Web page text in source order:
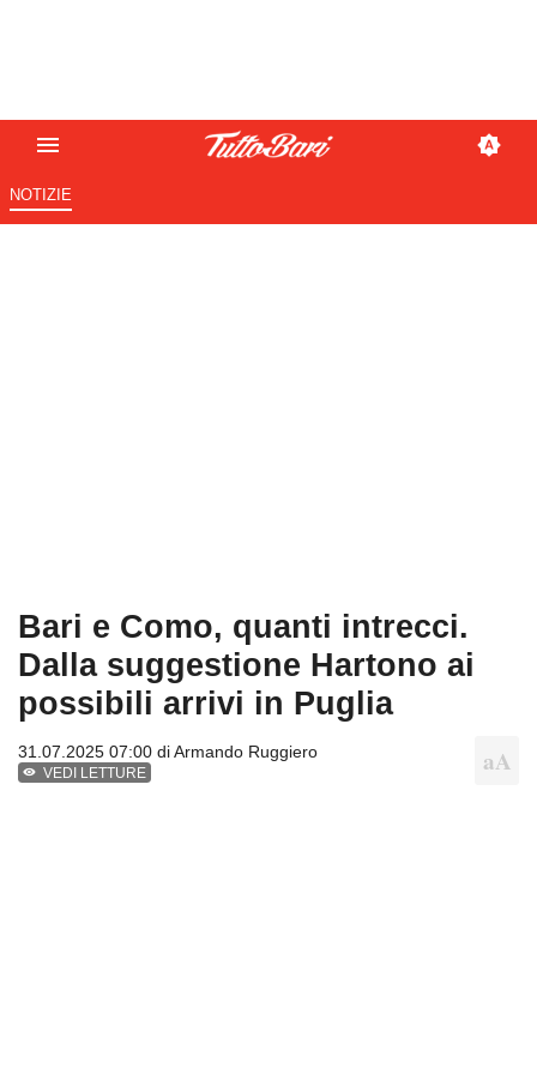
NOTIZIE
Bari e Como, quanti intrecci.
Dalla suggestione Hartono ai
possibili arrivi in Puglia
31.07.2025 07:00 diArmando Ruggiero
VEDI LETTURE